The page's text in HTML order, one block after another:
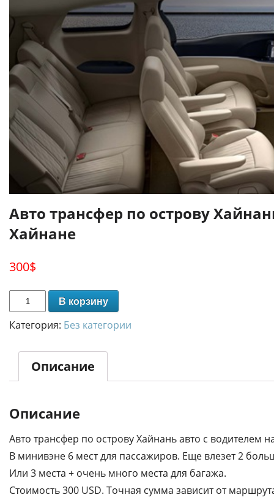
Авто трансфер по острову
Хайнане
300$
В корзину
Категория: Без категории
Описание
Описание
Авто трансфер по острову Хайнань авто с водителем
В минивэне 6 мест для пассажиров. Еще влезет 2
Или 3 места + очень много места для багажа.
Стоимость 300 USD. Точная сумма зависит от